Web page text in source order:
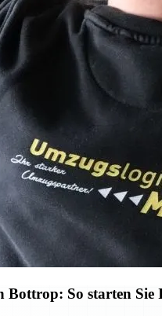
Bottrop: So starten Sie